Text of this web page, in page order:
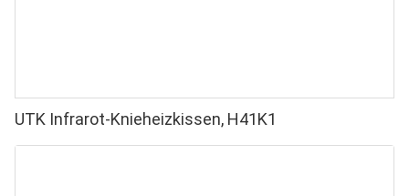
UTK Infrarot-Knieheizkissen, H41K1